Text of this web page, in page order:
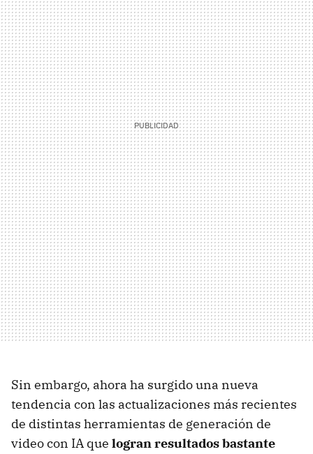
Sin embargo, ahora ha surgido una nueva
tendencia con las actualizaciones más recientes
de distintas herramientas de generación de
video con IA que logran resultados bastante